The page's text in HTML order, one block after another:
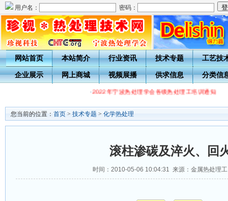
用户名： 密码：
网站首页 本站简介 行业资讯 技术专题 工艺技
企业展示 网上商城 视频展播 供求信息 分类信
·2022年宁波热处理学会各级热处理工培训通知
您当前的位置： 首页 > 技术专题 > 化学热处理
滚柱渗碳及淬火、回
时间：2010-05-06 10:04:31 来源：金属热处理